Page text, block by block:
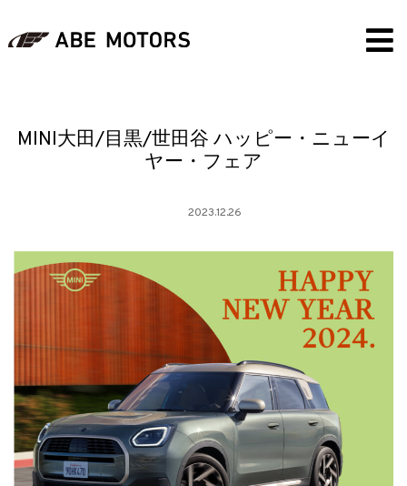
MINI大田/目黒/世田谷 ハッピー・ニューイ
ヤー・フェア
2023.12.26